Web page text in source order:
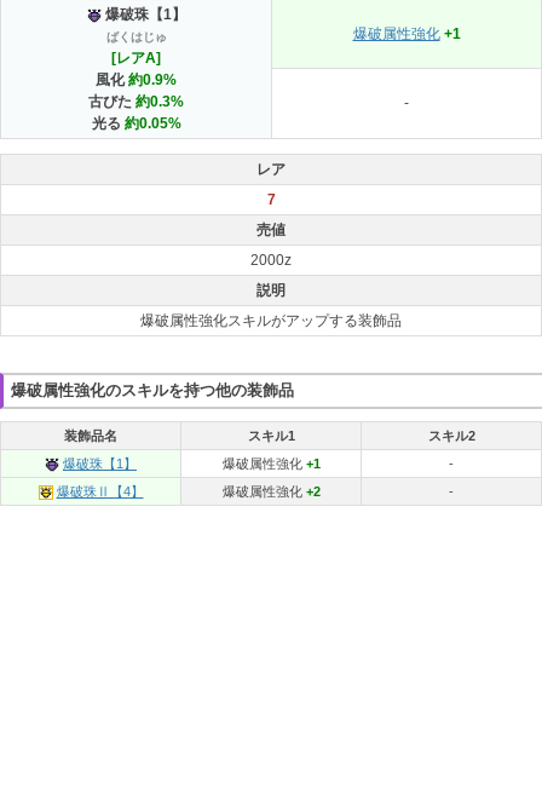
爆破珠【1】
ばくはじゅ
[レアA]
風化約0.9%
古びた 約0.3%
光る 約0.05%
爆破属性強化 +1
-
レア
7
売値
2000z
説明
爆破属性強化スキルがアップする装飾品
爆破属性強化のスキルを持つ他の装飾品
装飾品名 スキル1
スキル2
爆破珠【1】
爆破属性強化 +1
-
爆破珠Ⅱ【4】
爆破属性強化 +2 -